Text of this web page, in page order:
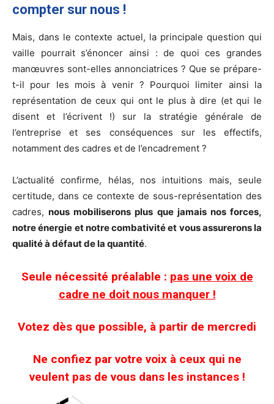
compter sur nous !
Mais, dans le contexte actuel, la principale question qui
vaille pourrait s’énoncer ainsi : de quoi ces grandes
manœuvres sont-elles annonciatrices ? Que se prépare-
t-il pour les mois à venir ? Pourquoi limiter ainsi la
représentation de ceux qui ont le plus à dire (et qui le
disent et l’écrivent !) sur la stratégie générale de
l’entreprise et ses conséquences sur les effectifs,
notamment des cadres et de l’encadrement ?
L’actualité confirme, hélas, nos intuitions mais, seule
certitude, dans ce contexte de sous-représentation des
cadres,nous mobiliserons plus que jamais nos forces,
notre énergie et notre combativité et vous assurerons la
qualité à défaut de la quantité.
Seule nécessité préalable : pas une voix de
cadre ne doit nous manquer !
Votez dès que possible, à partir de mercredi
Ne confiez par votre voix à ceux qui ne
veulent pas de vous dans les instances !